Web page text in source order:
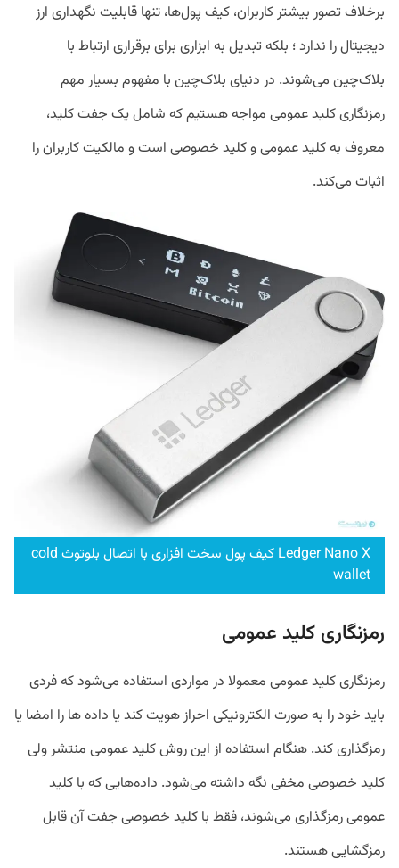
برخلاف تصور بیشتر کاربران، کیف پول‌ها، تنها قابلیت نگهداری ارز
دیجیتال را ندارد ؛ بلکه تبدیل به ابزاری برای برقراری ارتباط با
بلاک‌چین می‌شوند. در دنیای بلاک‌چین با مفهوم بسیار مهم
رمزنگاری کلید عمومی مواجه هستیم که شامل یک جفت کلید،
معروف به کلید عمومی و کلید خصوصی است و مالکیت کاربران را
اثبات می‌کند.
Ledger Nano X کیف پول سخت افزاری با اتصال بلوتوث cold
wallet
رمزنگاری کلید عمومی
رمزنگاری کلید عمومی معمولا در مواردی استفاده می‌شود که فردی
باید خود را به صورت الکترونیکی احراز هویت کند یا داده ها را امضا یا
رمزگذاری کند. هنگام استفاده از این روش کلید عمومی منتشر ولی
کلید خصوصی مخفی نگه داشته می‌شود. داده‌هایی که با کلید
عمومی رمزگذاری می‌شوند، فقط با کلید خصوصی جفت آن قابل
رمزگشایی هستند.